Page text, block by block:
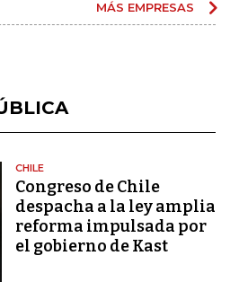
MÁS EMPRESAS
CHILE
Congreso de Chile
despacha a la ley amplia
reforma impulsada por
el gobierno de Kast